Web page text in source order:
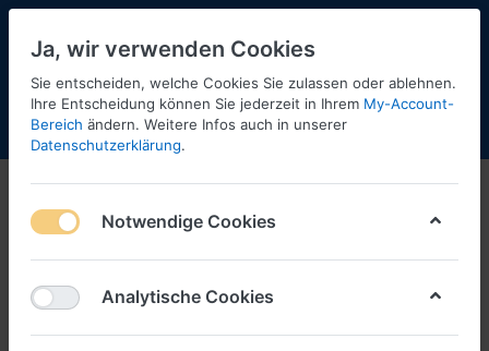
Menü Anmelden Shopaktualisierung
Tekno
1-2 von
Filtern Sortieren
Ja, wir verwenden Cookies
Sie entscheiden, welche Cookies Sie zulassen oder ablehnen.
Ihre Entscheidung können Sie jederzeit in Ihrem My-Account-
Bereich ändern. Weitere Infos auch in unserer
Datenschutzerklärung.
Notwendige Cookies
Analytische Cookies